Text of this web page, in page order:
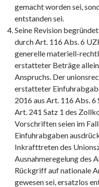
gemacht worden sei,
entstanden sei.
Seine Revision
durch Art. 116 Abs. 6
generelle materiell-
erstatteter Beträge
Anspruchs. Der
erstatteter
2016 aus Art. 116 Abs. 6
Art. 241 Satz 1 des
Vorschriften seien im
Einfuhrabgaben
Inkrafttreten des
Ausnahmeregelung des
Rückgriff auf nationale
gewesen sei, ersatzlos